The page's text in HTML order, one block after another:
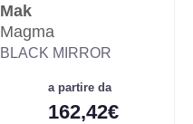
Mak
Magma
BLACK MIRROR
a partire da
162,42€